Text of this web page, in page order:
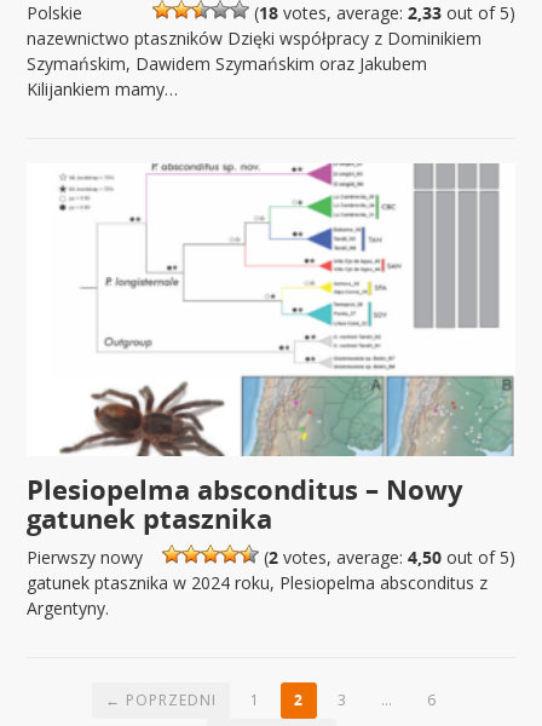
(18votes, average: 2,33out of 5)
Polskie
nazewnictwo ptaszników Dzięki współpracy z Dominikiem
Szymańskim, Dawidem Szymańskim oraz Jakubem
Kilijankiem mamy…
Plesiopelma absconditus – Nowy
gatunek ptasznika
(2votes, average: 4,50out of 5)
Pierwszy nowy
gatunek ptasznika w 2024 roku, Plesiopelma absconditus z
Argentyny.
← POPRZEDNI 1 2 3 … 6